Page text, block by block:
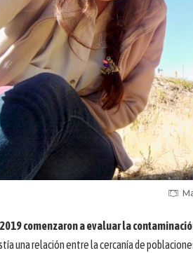
comenzaron a evaluar la
una relación entre la cercanía de